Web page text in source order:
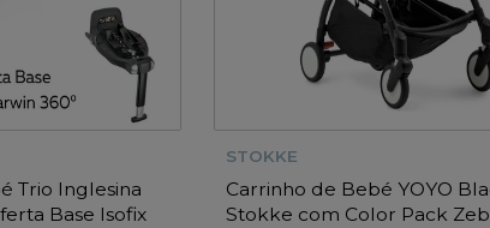
Trio Inglesina
Base Isofix
STOKKE
Carrinho de Bebé YOYO
Stokke com Color Pack